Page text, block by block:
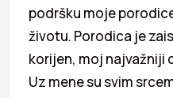
podršku moje
životu. Porodica je
korijen, moj najvažniji
Uz mene su svim